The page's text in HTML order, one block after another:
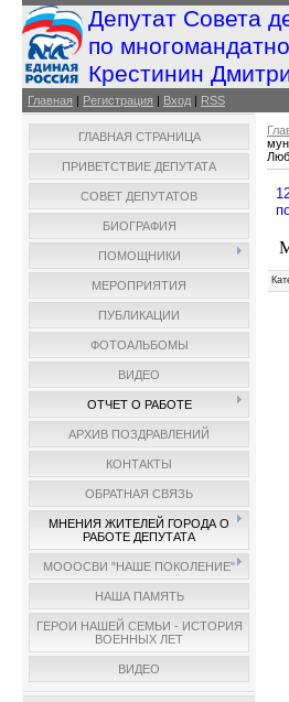
Депутат Совета
по
Крестинин
Главная | Регистрация | Вход | RSS
ГЛАВНАЯ СТРАНИЦА
ПРИВЕТСТВИЕ ДЕПУТАТА
СОВЕТ ДЕПУТАТОВ
БИОГРАФИЯ
ПОМОЩНИКИ
МЕРОПРИЯТИЯ
ПУБЛИКАЦИИ
ФОТОАЛЬБОМЫ
ВИДЕО
ОТЧЕТ О РАБОТЕ
АРХИВ ПОЗДРАВЛЕНИЙ
КОНТАКТЫ
ОБРАТНАЯ СВЯЗЬ
МНЕНИЯ ЖИТЕЛЕЙ ГОРОДА О
РАБОТЕ ДЕПУТАТА
МОООСВИ "НАШЕ ПОКОЛЕНИЕ"
НАША ПАМЯТЬ
ГЕРОИ НАШЕЙ СЕМЬИ - ИСТОРИЯ
ВОЕННЫХ ЛЕТ
ВИДЕО